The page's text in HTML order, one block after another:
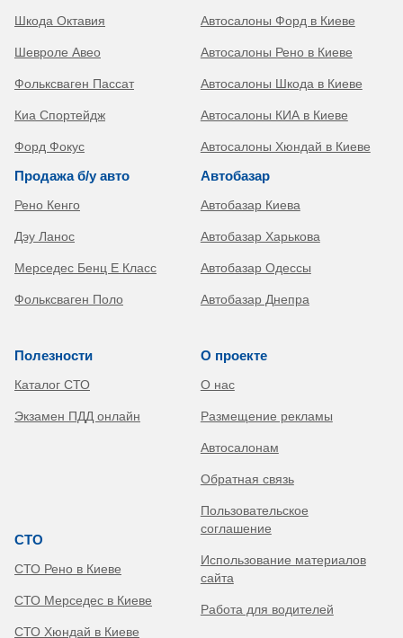
Шкода Октавия
Шевроле Авео
Фольксваген Пассат
Киа Спортейдж
Форд Фокус
Продажа б/у авто
Рено Кенго
Дэу Ланос
Мерседес Бенц Е Класс
Фольксваген Поло
Автосалоны Форд в Киеве
Автосалоны Рено в Киеве
Автосалоны Шкода в Киеве
Автосалоны КИА в Киеве
Автосалоны Хюндай в Киеве
Автобазар
Автобазар Киева
Автобазар Харькова
Автобазар Одессы
Автобазар Днепра
Полезности
Каталог СТО
Экзамен ПДД онлайн
СТО
СТО Рено в Киеве
СТО Мерседес в Киеве
СТО Хюндай в Киеве
О проекте
О нас
Размещение рекламы
Автосалонам
Обратная связь
Пользовательское
соглашение
Использование материалов
сайта
Работа для водителей